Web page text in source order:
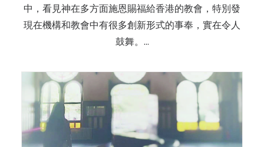
中，看見神在多方面施恩賜福給香港的教會，特別發
現在機構和教會中有很多創新形式的事奉，實在令人
鼓舞。…